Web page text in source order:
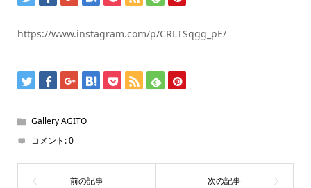
https://www.instagram.com/p/CRLTSqgg_pE/
Gallery AGITO
コメント:0